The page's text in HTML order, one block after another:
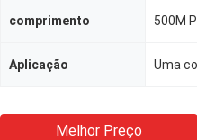
comprimento 500M
Aplicação Uma
Melhor Preço